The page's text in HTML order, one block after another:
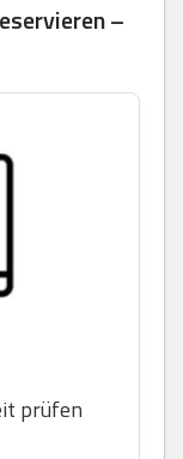
–
prüfen